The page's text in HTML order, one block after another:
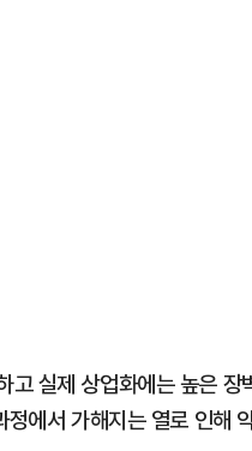
실제 상업화에는 높은 장
에서 가해지는 열로 인해